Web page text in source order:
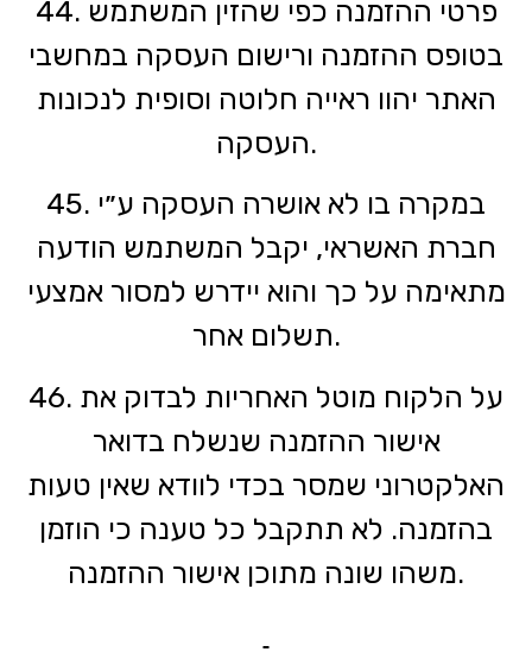
44. פרטי ההזמנה כפי שהזין המשתמש
בטופס ההזמנה ורישום העסקה במחשבי
האתר יהוו ראייה חלוטה וסופית לנכונות
העסקה.
45. במקרה בו לא אושרה העסקה ע״י
חברת האשראי, יקבל המשתמש הודעה
מתאימה על כך והוא יידרש למסור אמצעי
תשלום אחר.
46. על הלקוח מוטל האחריות לבדוק את
אישור ההזמנה שנשלח בדואר
האלקטרוני שמסר בכדי לוודא שאין טעות
בהזמנה. לא תתקבל כל טענה כי הוזמן
משהו שונה מתוכן אישור ההזמנה.